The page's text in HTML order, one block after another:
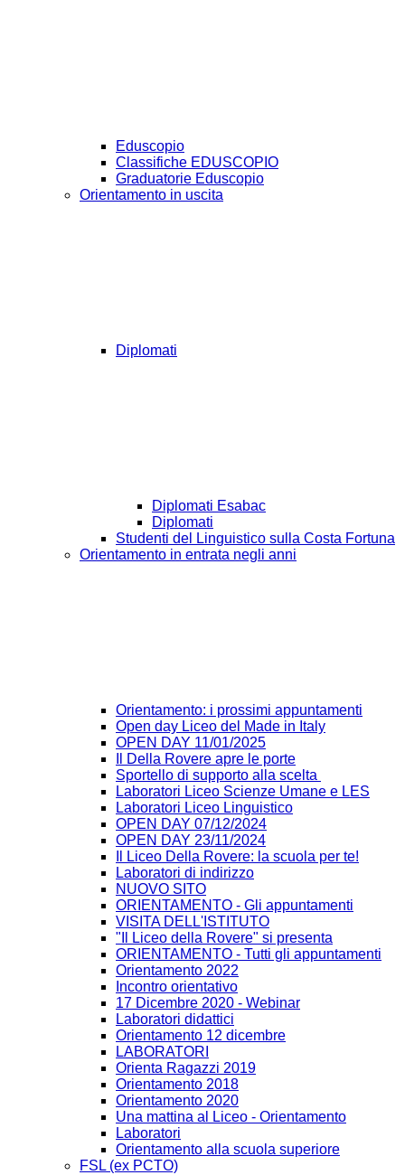
Eduscopio
Classifiche EDUSCOPIO
Graduatorie Eduscopio
Orientamento in uscita
Diplomati
Diplomati Esabac
Diplomati
Studenti del Linguistico sulla Costa Fortuna
Orientamento in entrata negli anni
Orientamento: i prossimi appuntamenti
Open day Liceo del Made in Italy
OPEN DAY 11/01/2025
Il Della Rovere apre le porte
Sportello di supporto alla scelta
Laboratori Liceo Scienze Umane e LES
Laboratori Liceo Linguistico
OPEN DAY 07/12/2024
OPEN DAY 23/11/2024
Il Liceo Della Rovere: la scuola per te!
Laboratori di indirizzo
NUOVO SITO
ORIENTAMENTO - Gli appuntamenti
VISITA DELL'ISTITUTO
"Il Liceo della Rovere" si presenta
ORIENTAMENTO - Tutti gli appuntamenti
Orientamento 2022
Incontro orientativo
17 Dicembre 2020 - Webinar
Laboratori didattici
Orientamento 12 dicembre
LABORATORI
Orienta Ragazzi 2019
Orientamento 2018
Orientamento 2020
Una mattina al Liceo - Orientamento
Laboratori
Orientamento alla scuola superiore
FSL (ex PCTO)